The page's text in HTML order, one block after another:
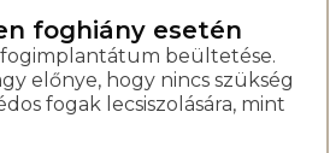
foghiány esetén
beültetése.
előnye, hogy nincs szükség
fogak lecsiszolására, mint